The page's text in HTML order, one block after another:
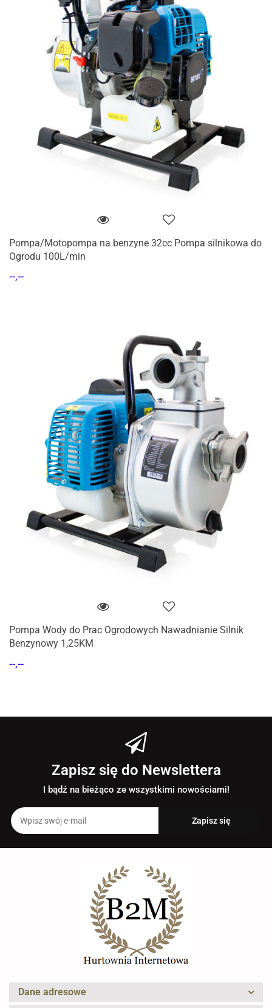
Pompa/Motopompa na benzyne 32cc Pompa silnikowa do
Ogrodu 100L/min
--,--
Pompa Wody do Prac Ogrodowych Nawadnianie Silnik
Benzynowy 1,25KM
--,--
Zapisz się do Newslettera
I bądź na bieżąco ze wszystkimi nowościami!
Dane adresowe